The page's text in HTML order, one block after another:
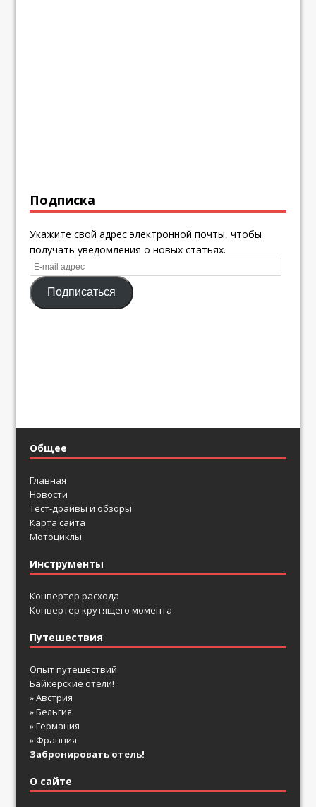
Подписка
Укажите свой адрес электронной почты, чтобы
получать уведомления о новых статьях.
E-
mail
адресПодписаться
Общее
Главная
Новости
Тест-драйвы и обзоры
Карта сайта
Мотоциклы
Инструменты
Конвертер расхода
Конвертер крутящего момента
Путешествия
Опыт путешествий
Байкерские отели!
» Австрия
» Бельгия
» Германия
» Франция
Забронировать отель!
О сайте